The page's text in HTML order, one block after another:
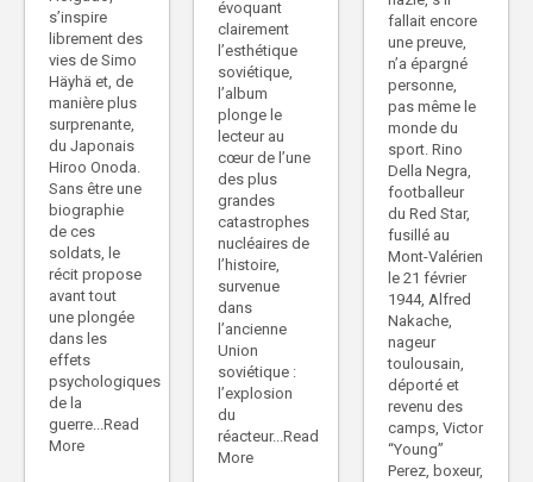
évoquant
clairement
l’esthétique
soviétique,
l’album
plonge le
lecteur au
cœur de l’une
des plus
grandes
catastrophes
nucléaires de
l’histoire,
survenue
dans
l’ancienne
Union
soviétique :
l’explosion
du
réacteur...Read
More
s’inspire
librement des
vies de Simo
Häyhä et, de
manière plus
surprenante,
du Japonais
Hiroo Onoda.
Sans être une
biographie
de ces
soldats, le
récit propose
avant tout
une plongée
dans les
effets
psychologiques
de la
guerre...Read
More
fallait encore
une preuve,
n’a épargné
personne,
pas même le
monde du
sport. Rino
Della Negra,
footballeur
du Red Star,
fusillé au
Mont-Valérien
le 21 février
1944, Alfred
Nakache,
nageur
toulousain,
déporté et
revenu des
camps, Victor
“Young”
Perez, boxeur,